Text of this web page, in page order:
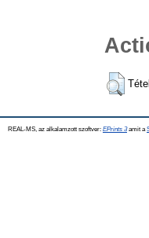
REAL-MS, az alkalamzott szoftver: EPrints 3amit a